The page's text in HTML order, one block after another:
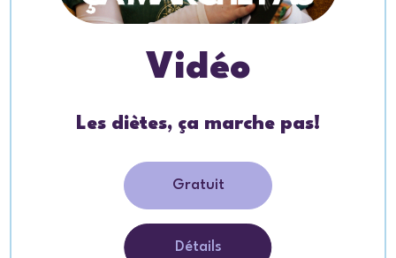
Vidéo
Les diètes, ça marche pas!
Gratuit
Détails